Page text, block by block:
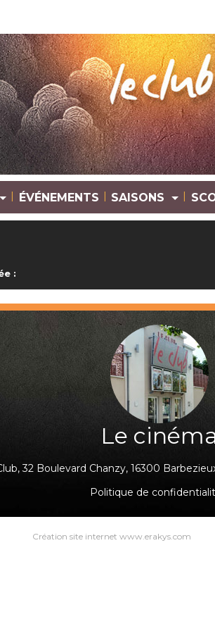
| ÉVÉNEMENTS | SAISONS |
:
Le
32 Boulevard Chanzy, 16300
Politique de
Création site internet www.erakys.com